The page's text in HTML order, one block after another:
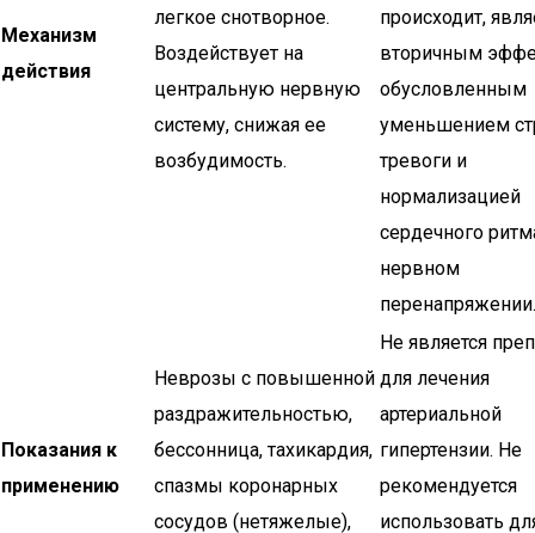
Механизм
действия
легкое снотворное.
Воздействует на
центральную нервную
систему, снижая ее
возбудимость.
происходит,
вторичным
обусловленным
уменьшением
тревоги и
нормализацией
сердечного
нервном
перенапряжении.
Показания к
применению
Неврозы с повышенной
раздражительностью,
бессонница, тахикардия,
спазмы коронарных
сосудов (нетяжелые),
Не является
для лечения
артериальной
гипертензии. Не
рекомендуется
использовать